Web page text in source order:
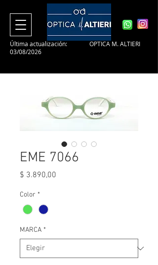
Última actualización:
03/08/2026
OPTICA M. ALTIERI
EME 7066
$ 3.890,00
Color *
MARCA *